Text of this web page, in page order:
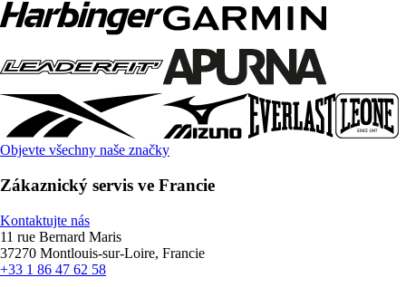
Objevte všechny naše značky
Zákaznický servis ve Francie
Kontaktujte nás
11 rue Bernard Maris
37270 Montlouis-sur-Loire, Francie
+33 1 86 47 62 58